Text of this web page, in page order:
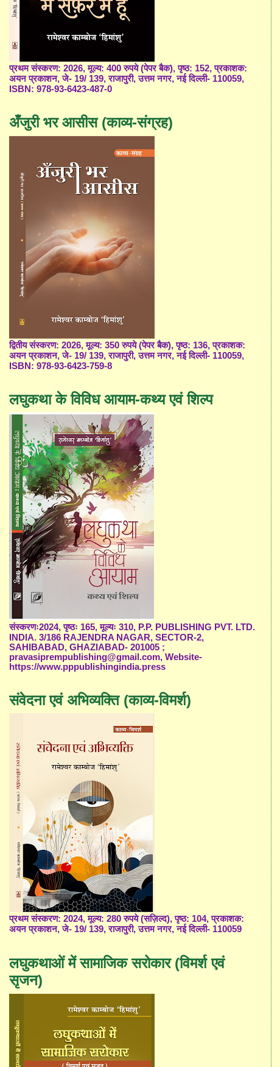
प्रथम संस्करण: 2026, मूल्य: 400 रुपये (पेपर बैक), पृष्ठ: 152, प्रकाशक:
अयन प्रकाशन, जे- 19/ 139, राजापुरी, उत्तम नगर, नई दिल्ली- 110059,
ISBN: 978-93-6423-487-0
अँजुरी भर आसीस (काव्य-संग्रह)
द्वितीय संस्करण: 2026, मूल्य: 350 रुपये (पेपर बैक), पृष्ठ: 136, प्रकाशक:
अयन प्रकाशन, जे- 19/ 139, राजापुरी, उत्तम नगर, नई दिल्ली- 110059,
ISBN: 978-93-6423-759-8
लघुकथा के विविध आयाम-कथ्य एवं शिल्प
संस्करणः2024, पृष्ठः 165, मूल्यः 310, P.P. PUBLISHING PVT. LTD.
INDIA. 3/186 RAJENDRA NAGAR, SECTOR-2,
SAHIBABAD, GHAZIABAD- 201005 ;
pravasiprempublishing@gmail.com, Website-
https://www.pppublishingindia.press
संवेदना एवं अभिव्यक्ति (काव्य-विमर्श)
प्रथम संस्करण: 2024, मूल्य: 280 रुपये (सज़िल्द), पृष्ठ: 104, प्रकाशक:
अयन प्रकाशन, जे- 19/ 139, राजापुरी, उत्तम नगर, नई दिल्ली- 110059
लघुकथाओं में सामाजिक सरोकार (विमर्श एवं
सृजन)